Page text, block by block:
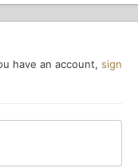
have an account, sign